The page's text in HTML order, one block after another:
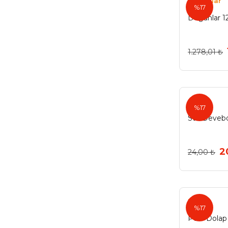
%17
Doğanlar
1.278,01 ₺
%17
Std
24,00 ₺
%17
Pole
Pole